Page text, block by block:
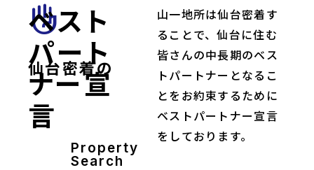
front_hand
仙台密着の
ベスト
パート
ナー宣
言
Property
Search
山一地所は仙台密着す
ることで、仙台に住む
皆さんの中長期のベス
トパートナーとなるこ
とをお約束するために
ベストパートナー宣言
をしております。